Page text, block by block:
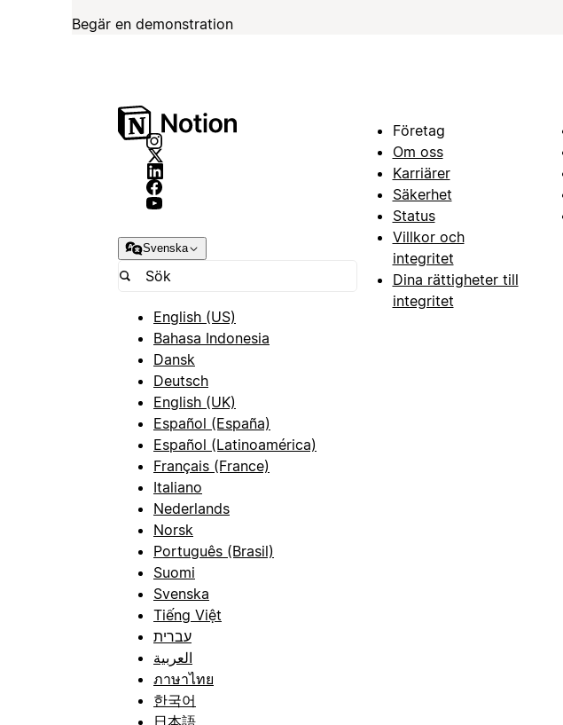
Begär en demonstration
Svenska
English (US)
Bahasa Indonesia
Dansk
Deutsch
English (UK)
Español (España)
Español (Latinoamérica)
Français (France)
Italiano
Nederlands
Norsk
Português (Brasil)
Suomi
Svenska
Tiếng Việt
עברית
العربية
ภาษาไทย
한국어
Företag
Om oss
Karriärer
Säkerhet
Status
Villkor och
integritet
Dina rättigheter till
integritet